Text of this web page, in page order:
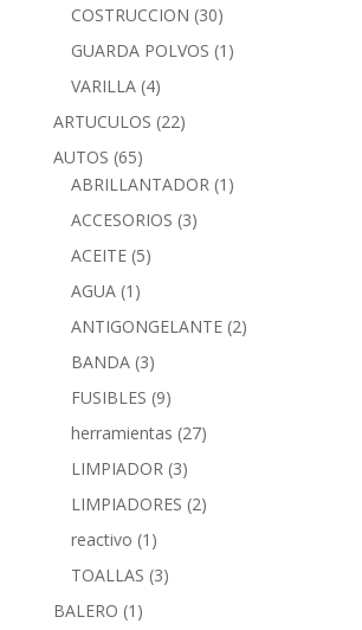
COSTRUCCION (30)
GUARDA POLVOS (1)
VARILLA (4)
ARTUCULOS (22)
AUTOS (65)
ABRILLANTADOR (1)
ACCESORIOS (3)
ACEITE (5)
AGUA (1)
ANTIGONGELANTE (2)
BANDA (3)
FUSIBLES (9)
herramientas (27)
LIMPIADOR (3)
LIMPIADORES (2)
reactivo (1)
TOALLAS (3)
BALERO (1)